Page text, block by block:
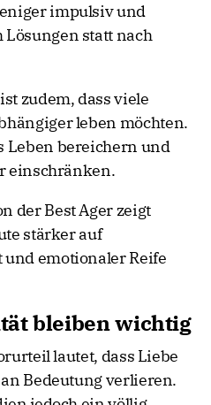
impulsiv und
Lösungen statt nach
zudem, dass viele
leben möchten.
Leben bereichern und
einschränken.
der Best Ager zeigt
stärker auf
und emotionaler Reife
bleiben wichtig
lautet, dass Liebe
Bedeutung verlieren.